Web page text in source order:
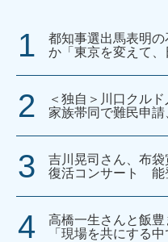
都知事選出馬表明
か「東京を変えて
＜独自＞川口クル
家族帯同で難民申
吉川晃司さん、布
復活コンサート 能
高橋一生さんと飯
「現場を共にする